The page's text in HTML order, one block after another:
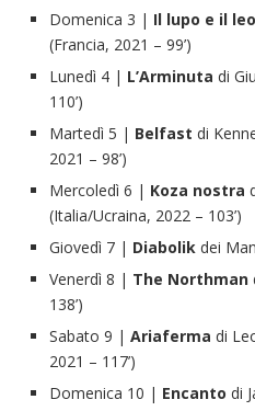
Domenica 3 | Il lupo e il
(Francia, 2021 – 99’)
Lunedì 4 | L’Arminuta di
110’)
Martedì 5 | Belfast di
2021 – 98’)
Mercoledì 6 | Koza nostra
(Italia/Ucraina, 2022 – 103’)
Giovedì 7 | Diabolik dei
Venerdì 8 | The Northman
138’)
Sabato 9 | Ariaferma di
2021 – 117’)
Domenica 10 | Encanto di